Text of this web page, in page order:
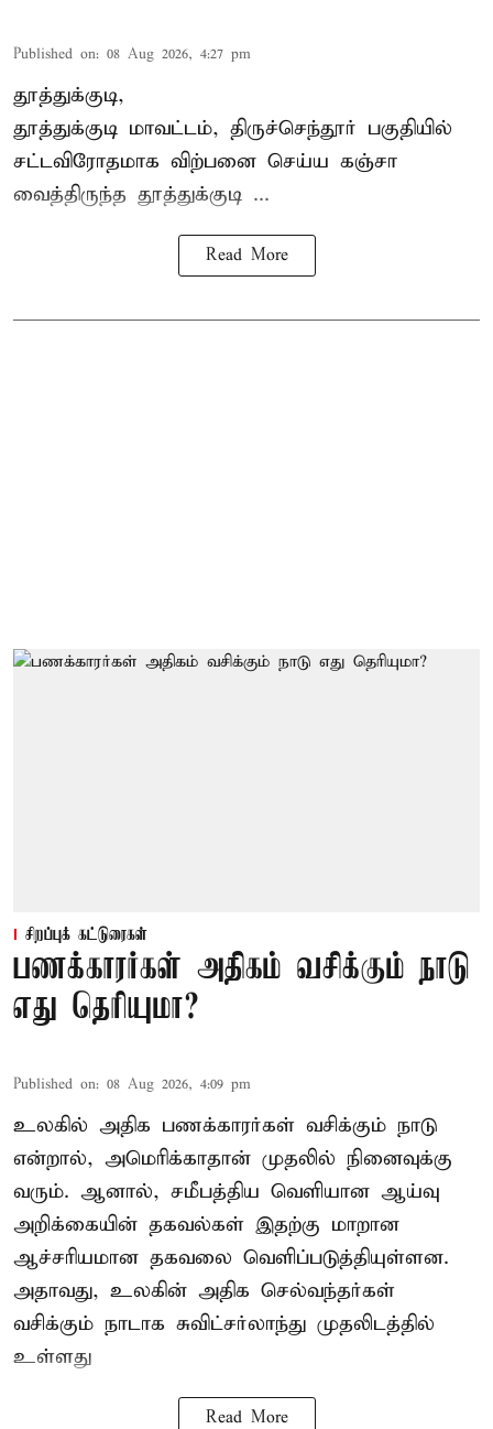
Published on: 08 Aug 2026, 4:27 pm
தூத்துக்குடி,
தூத்துக்குடி மாவட்டம், திருச்செந்தூர் பகுதியில்
சட்டவிரோதமாக விற்பனை செய்ய கஞ்சா
வைத்திருந்த தூத்துக்குடி ...
Read More
சிறப்புக் கட்டுரைகள்
பணக்காரர்கள் அதிகம் வசிக்கும் நாடு
எது தெரியுமா?
Published on: 08 Aug 2026, 4:09 pm
உலகில் அதிக பணக்காரர்கள் வசிக்கும் நாடு
என்றால், அமெரிக்காதான் முதலில் நினைவுக்கு
வரும். ஆனால், சமீபத்திய வெளியான ஆய்வு
அறிக்கையின் தகவல்கள் இதற்கு மாறான
ஆச்சரியமான தகவலை வெளிப்படுத்தியுள்ளன.
அதாவது, உலகின் அதிக செல்வந்தர்கள்
வசிக்கும் நாடாக சுவிட்சர்லாந்து முதலிடத்தில்
உள்ளது
Read More